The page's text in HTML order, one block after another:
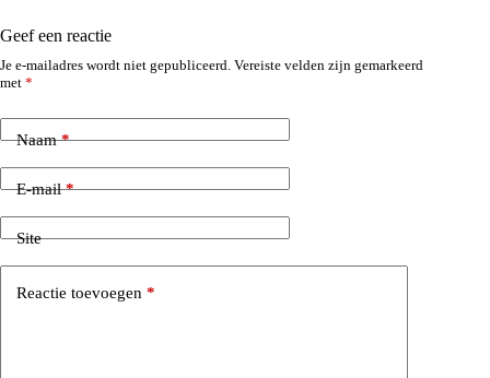
Geef een reactie
Je e-mailadres wordt niet gepubliceerd. Vereiste velden zijn gemarkeerd
met *
Naam*
E-mail*
Site
Reactie toevoegen *